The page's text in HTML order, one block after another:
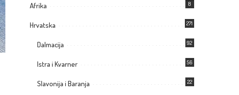
Afrika 8
Hrvatska 271
Dalmacija 92
Istra i Kvarner 56
Slavonija i Baranja 22